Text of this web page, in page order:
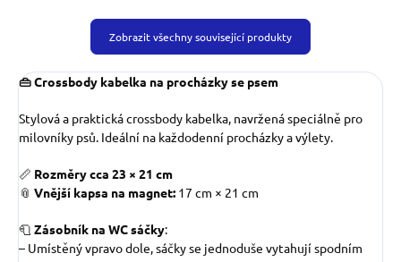
Zobrazit všechny související produkty
👜 Crossbody kabelka na procházky se psem
Stylová a praktická crossbody kabelka, navržená speciálně pro
milovníky psů. Ideální na každodenní procházky a výlety.
📏 Rozměry cca 23 × 21 cm
📎 Vnější kapsa na magnet: 17 cm × 21 cm
🧻 Zásobník na WC sáčky:
– Umístěný vpravo dole, sáčky se jednoduše vytahují spodním